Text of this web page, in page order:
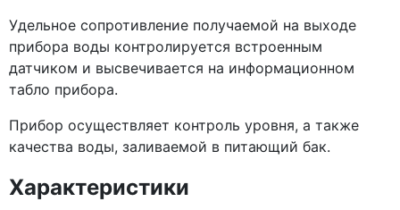
Удельное сопротивление получаемой на выходе
прибора воды контролируется встроенным
датчиком и высвечивается на информационном
табло прибора.
Прибор осуществляет контроль уровня, а также
качества воды, заливаемой в питающий бак.
Характеристики